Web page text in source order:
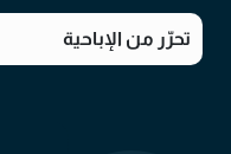
تحرّر من الإباحية